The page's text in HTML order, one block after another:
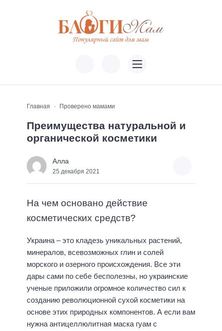
Главная Проверено мамами
Преимущества натуральной и
органической косметики
Алла
25 декабря 2021
На чем основано действие
косметических средств?
Украина – это кладезь уникальных растений,
минералов, всевозможных глин и солей
морского и озерного происхождения. Все эти
дары сами по себе бесполезны, но украинские
ученые приложили огромное количество сил к
созданию революционной сухой косметики на
основе этих природных компонентов. А если вам
нужна антицеллюлитная маска гуам с